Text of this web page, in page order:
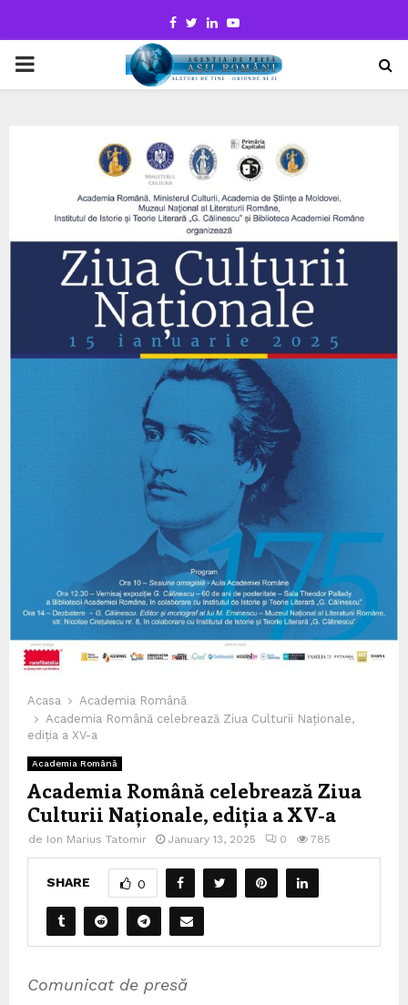
Facebook
TwitterLinkedinYoutube
PRIMARY
Acasa
Academia Română
Academia Română celebrează Ziua Culturii Naționale,
ediția a XV-a
Academia Română
Academia Română celebrează Ziua
Culturii Naționale, ediția a XV-a
de Ion Marius Tatomir January 13, 2025 0 785
SHARE 0
Comunicat de presă